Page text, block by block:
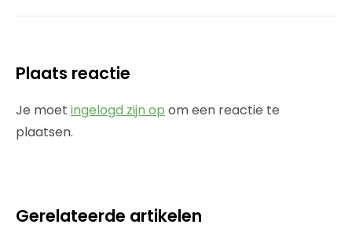
Plaats reactie
Je moet ingelogd zijn op om een reactie te
plaatsen.
Gerelateerde artikelen